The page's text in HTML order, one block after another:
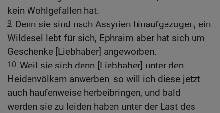
kein Wohlgefallen hat.
9 Denn sie sind nach Assyrien hinaufgezogen; ein
Wildesel lebt für sich, Ephraim aber hat sich um
Geschenke [Liebhaber] angeworben.
10 Weil sie sich denn [Liebhaber] unter den
Heidenvölkern anwerben, so will ich diese jetzt
auch haufenweise herbeibringen, und bald
werden sie zu leiden haben unter der Last des